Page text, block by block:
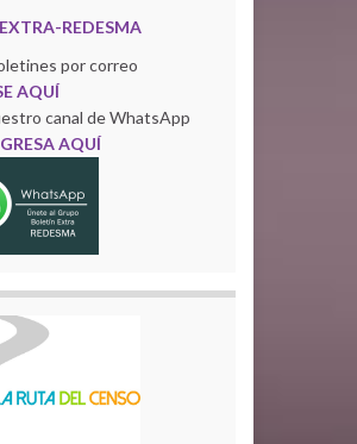
REDESMA
por correo
AQUÍ
canal de WhatsApp
AQUÍ